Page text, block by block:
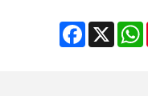
Facebook